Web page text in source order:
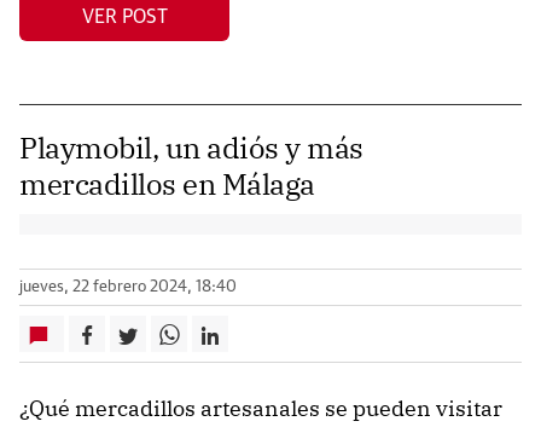
VER POST
Playmobil, un adiós y más
mercadillos en Málaga
jueves, 22 febrero 2024, 18:40
¿Qué mercadillos artesanales se pueden visitar